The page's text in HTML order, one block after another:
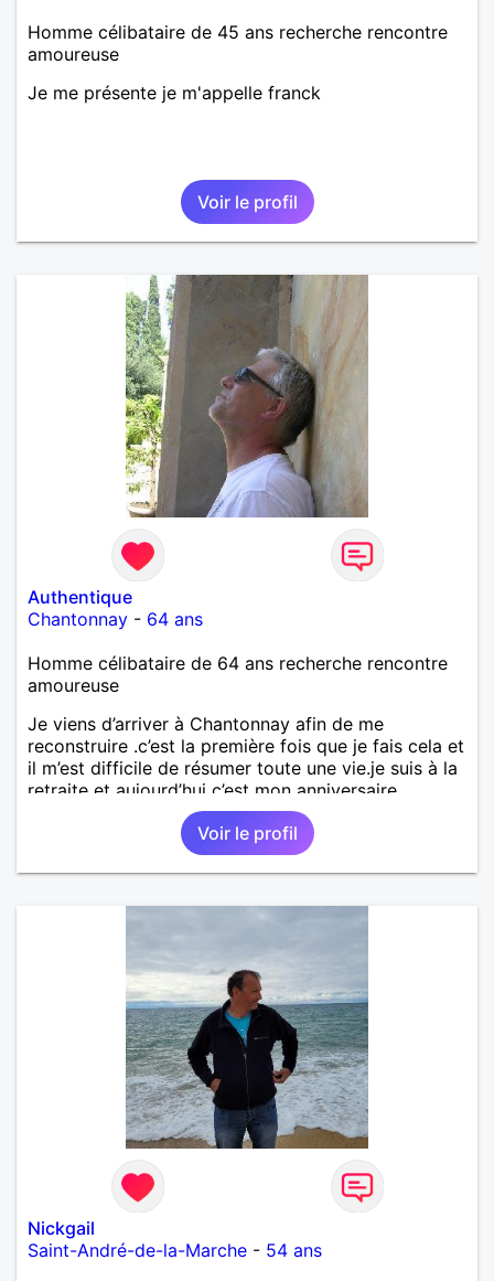
Homme célibataire de 45 ans recherche rencontre
amoureuse
Je me présente je m'appelle franck
Voir le profil
Authentique
Chantonnay - 64 ans
Homme célibataire de 64 ans recherche rencontre
amoureuse
Je viens d’arriver à Chantonnay afin de me
reconstruire .c’est la première fois que je fais cela et
il m’est difficile de résumer toute une vie.je suis à la
retraite et aujourd’hui c’est mon anniversaire
!J’aimerais rencontrer quelqu’un qui partage les
mêmes valeurs qui font de quelqu’un un être humain
Voir le profil
Nickgail
Saint-André-de-la-Marche - 54 ans